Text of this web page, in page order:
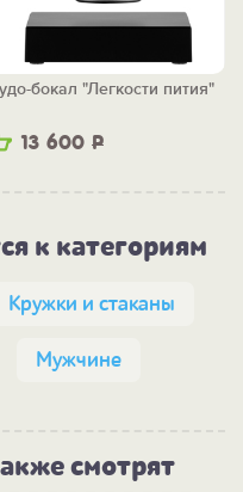
13 600 Р
бокал "Легкости пития"
к категориям
Кружки и стаканы
Мужчине
смотрят